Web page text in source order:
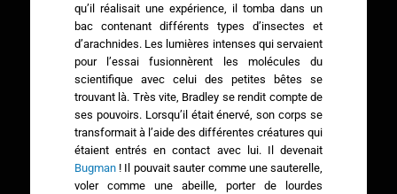
qu’il réalisait une expérience, il tomba dans un
bac contenant différents types d’insectes et
d’arachnides. Les lumières intenses qui servaient
pour l’essai fusionnèrent les molécules du
scientifique avec celui des petites bêtes se
trouvant là. Très vite, Bradley se rendit compte de
ses pouvoirs. Lorsqu’il était énervé, son corps se
transformait à l’aide des différentes créatures qui
étaient entrés en contact avec lui. Il devenait
Bugman! Il pouvait sauter comme une sauterelle,
voler comme une abeille, porter de lourdes